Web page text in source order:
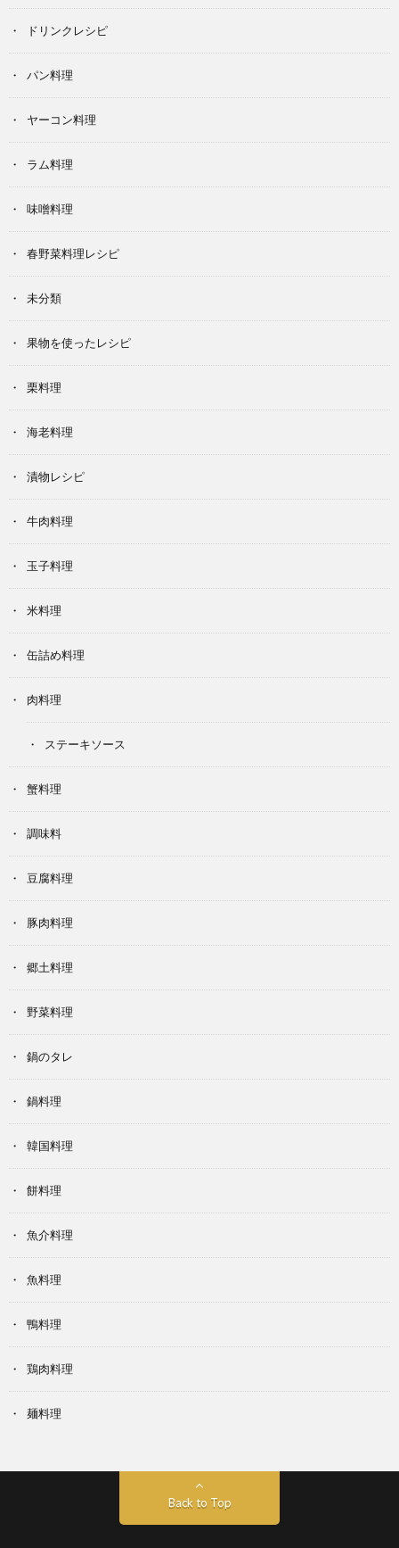
ドリンクレシピ
パン料理
ヤーコン料理
ラム料理
味噌料理
春野菜料理レシピ
未分類
果物を使ったレシピ
栗料理
海老料理
漬物レシピ
牛肉料理
玉子料理
米料理
缶詰め料理
肉料理
ステーキソース
蟹料理
調味料
豆腐料理
豚肉料理
郷土料理
野菜料理
鍋のタレ
鍋料理
韓国料理
餅料理
魚介料理
魚料理
鴨料理
鶏肉料理
麺料理
Back to Top